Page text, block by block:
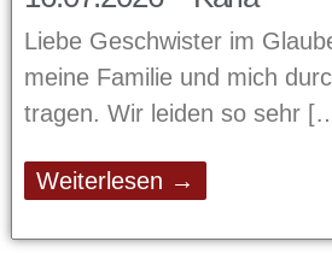
Liebe Geschwister im
meine Familie und mich
tragen. Wir leiden so sehr
Weiterlesen →